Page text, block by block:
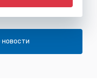
новости